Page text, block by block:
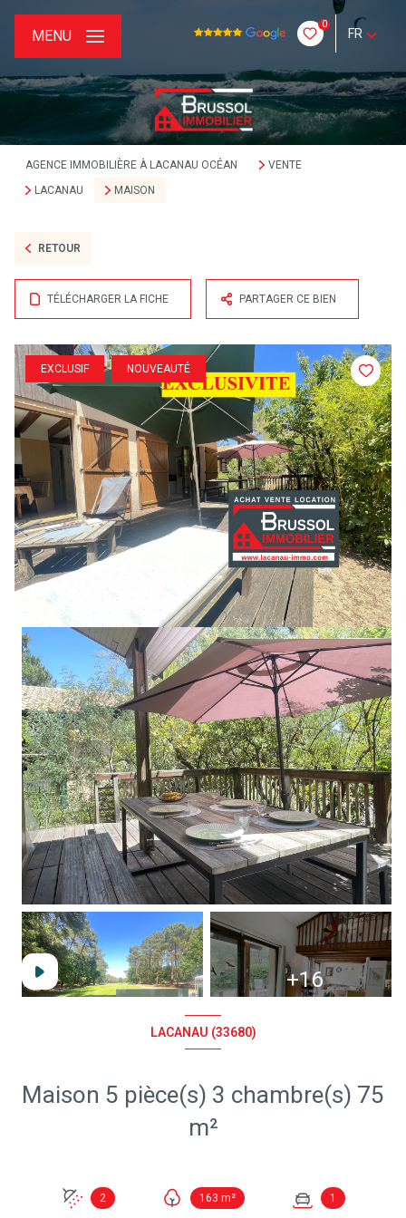
0
FR
MENU
AGENCE IMMOBILIÈRE À LACANAU OCÉAN
VENTE
LACANAU
MAISON
RETOUR
TÉLÉCHARGER LA FICHE PARTAGER CE BIEN
EXCLUSIF NOUVEAUTÉ
+16
LACANAU (33680)
Maison 5 pièce(s) 3 chambre(s) 75
m²
2 163 m² 1